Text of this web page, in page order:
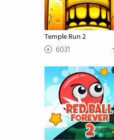
Temple Run 2
6031